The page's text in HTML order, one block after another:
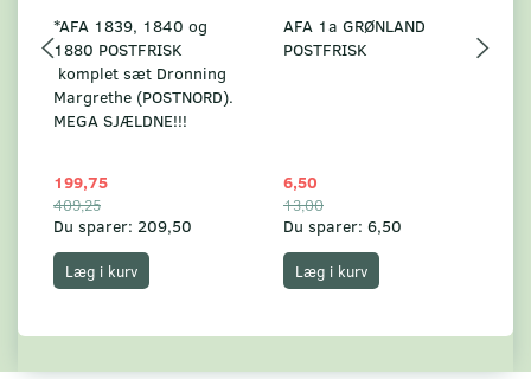
*AFA 1839, 1840 og
1880 POSTFRISK
komplet sæt Dronning
Margrethe (POSTNORD).
MEGA SJÆLDNE!!!
199,75
409,25
Du sparer: 209,50
Læg i kurv
AFA 1a GRØNLAND
POSTFRISK
6,50
13,00
Du sparer: 6,50
Læg i kurv